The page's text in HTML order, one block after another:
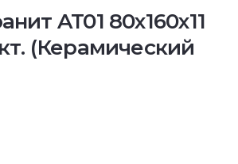
AT01 80x160x11
(Керамический